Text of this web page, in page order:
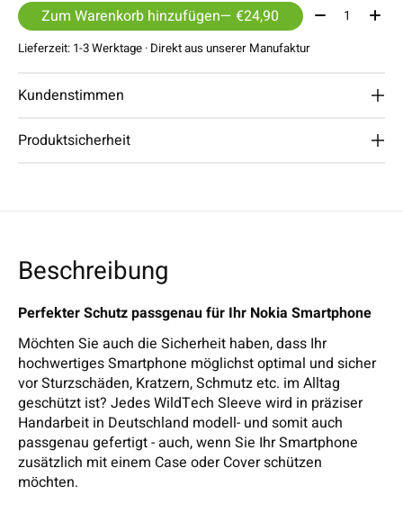
Zum Warenkorb hinzufügen — €24,90 Menge:
Lieferzeit: 1-3 Werktage · Direkt aus unserer Manufaktur
Kundenstimmen
Produktsicherheit
Beschreibung
Perfekter Schutz passgenau für Ihr Nokia Smartphone
Möchten Sie auch die Sicherheit haben, dass Ihr
hochwertiges Smartphone möglichst optimal und sicher
vor Sturzschäden, Kratzern, Schmutz etc. im Alltag
geschützt ist? Jedes WildTech Sleeve wird in präziser
Handarbeit in Deutschland modell- und somit auch
passgenau gefertigt - auch, wenn Sie Ihr Smartphone
zusätzlich mit einem Case oder Cover schützen
möchten.